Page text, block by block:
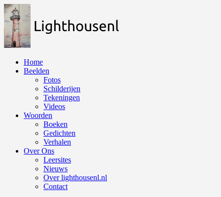
Naar
de
inhoud
springen
Home
Beelden
Fotos
Schilderijen
Tekeningen
Videos
Woorden
Boeken
Gedichten
Verhalen
Over Ons
Leersites
Nieuws
Over lighthousenl.nl
Contact